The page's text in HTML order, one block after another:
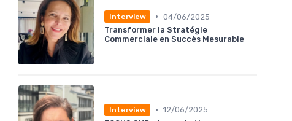
Interview • 04/06/2025
Transformer la Stratégie
Commerciale en Succès Mesurable
Interview • 12/06/2025